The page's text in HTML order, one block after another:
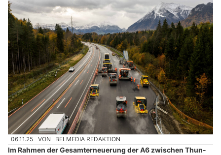
06.11.25 VON BELMEDIA REDAKTION
Im Rahmen der Gesamterneuerung der A6 zwischen Thun-